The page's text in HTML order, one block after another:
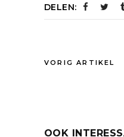
DELEN:
VORIG ARTIKEL
OOK